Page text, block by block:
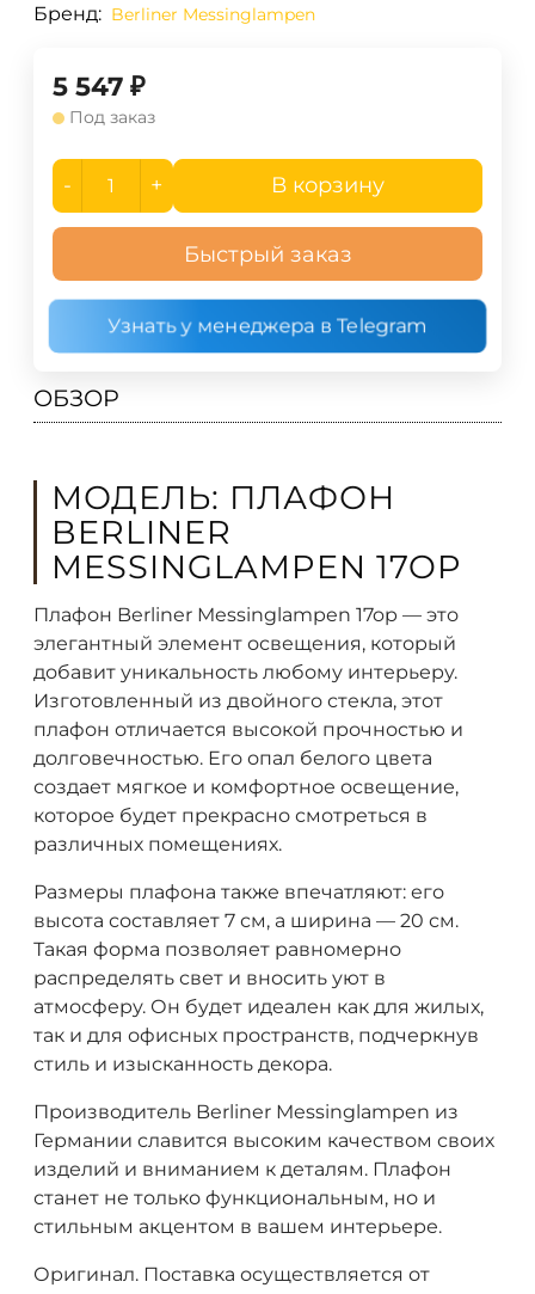
Бренд: Berliner Messinglampen
5 547 ₽
Под заказ
- + В корзину
Быстрый заказ
Узнать у менеджера в Telegram
ОБЗОР
МОДЕЛЬ: ПЛАФОН
BERLINER
MESSINGLAMPEN 17OP
Плафон Berliner Messinglampen 17op — это
элегантный элемент освещения, который
добавит уникальность любому интерьеру.
Изготовленный из двойного стекла, этот
плафон отличается высокой прочностью и
долговечностью. Его опал белого цвета
создает мягкое и комфортное освещение,
которое будет прекрасно смотреться в
различных помещениях.
Размеры плафона также впечатляют: его
высота составляет 7 см, а ширина — 20 см.
Такая форма позволяет равномерно
распределять свет и вносить уют в
атмосферу. Он будет идеален как для жилых,
так и для офисных пространств, подчеркнув
стиль и изысканность декора.
Производитель Berliner Messinglampen из
Германии славится высоким качеством своих
изделий и вниманием к деталям. Плафон
станет не только функциональным, но и
стильным акцентом в вашем интерьере.
Оригинал. Поставка осуществляется от